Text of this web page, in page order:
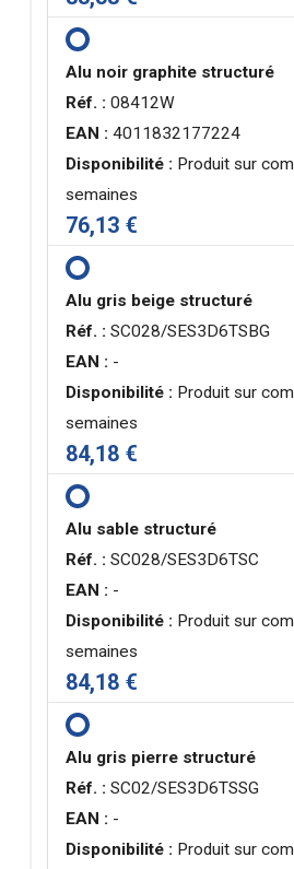
Alu noir graphite structuré
Réf. : 08412W
EAN : 4011832177224
Disponibilité : Produit sur
semaines
76,13 €
Alu gris beige structuré
Réf. : SC028/SES3D6TSBG
EAN : -
Disponibilité : Produit sur
semaines
84,18 €
Alu sable structuré
Réf. : SC028/SES3D6TSC
EAN : -
Disponibilité : Produit sur
semaines
84,18 €
Alu gris pierre structuré
Réf. : SC02/SES3D6TSSG
EAN : -
Disponibilité : Produit sur